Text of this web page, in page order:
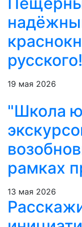
русского!
19 мая 2026
"Школа
рамках
13 мая 2026